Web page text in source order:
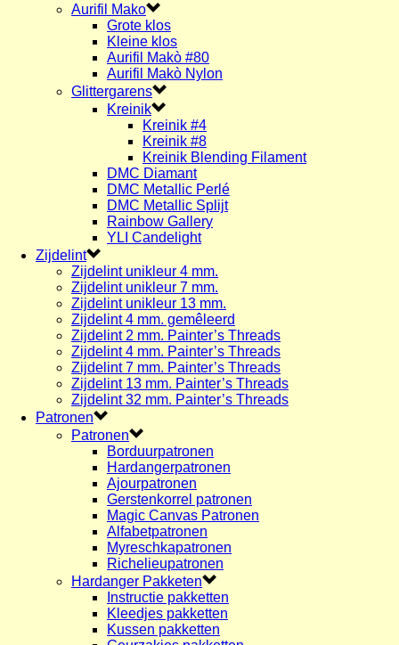
Aurifil Mako
Grote klos
Kleine klos
Aurifil Makò #80
Aurifil Makò Nylon
Glittergarens
Kreinik
Kreinik #4
Kreinik #8
Kreinik Blending Filament
DMC Diamant
DMC Metallic Perlé
DMC Metallic Splijt
Rainbow Gallery
YLI Candelight
Zijdelint
Zijdelint unikleur 4 mm.
Zijdelint unikleur 7 mm.
Zijdelint unikleur 13 mm.
Zijdelint 4 mm. gemêleerd
Zijdelint 2 mm. Painter’s Threads
Zijdelint 4 mm. Painter’s Threads
Zijdelint 7 mm. Painter’s Threads
Zijdelint 13 mm. Painter’s Threads
Zijdelint 32 mm. Painter’s Threads
Patronen
Patronen
Borduurpatronen
Hardangerpatronen
Ajourpatronen
Gerstenkorrel patronen
Magic Canvas Patronen
Alfabetpatronen
Myreschkapatronen
Richelieupatronen
Hardanger Pakketen
Instructie pakketten
Kleedjes pakketten
Kussen pakketten